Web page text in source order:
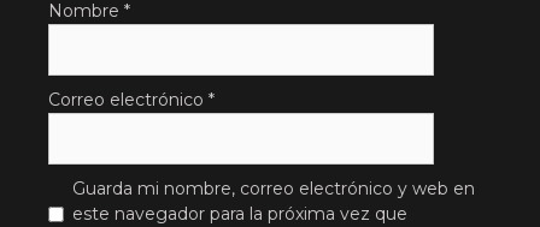
Nombre *
Correo electrónico *
Guarda mi nombre, correo electrónico y web en
este navegador para la próxima vez que